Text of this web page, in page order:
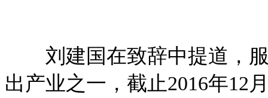
刘建国在致辞中提道，服
出产业之一，截止2016年12